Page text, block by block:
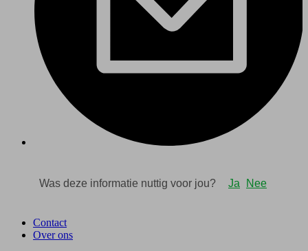
Contact
Over ons